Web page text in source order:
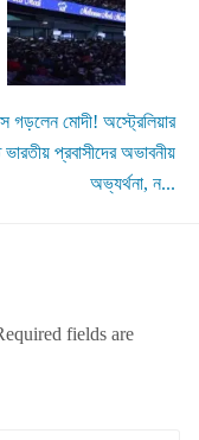
গড়লেন মোদী! অস্ট্রেলিয়ার
ভারতীয় প্রবাসীদের অভাবনীয়
অভ্যর্থনা, ন...
fields are